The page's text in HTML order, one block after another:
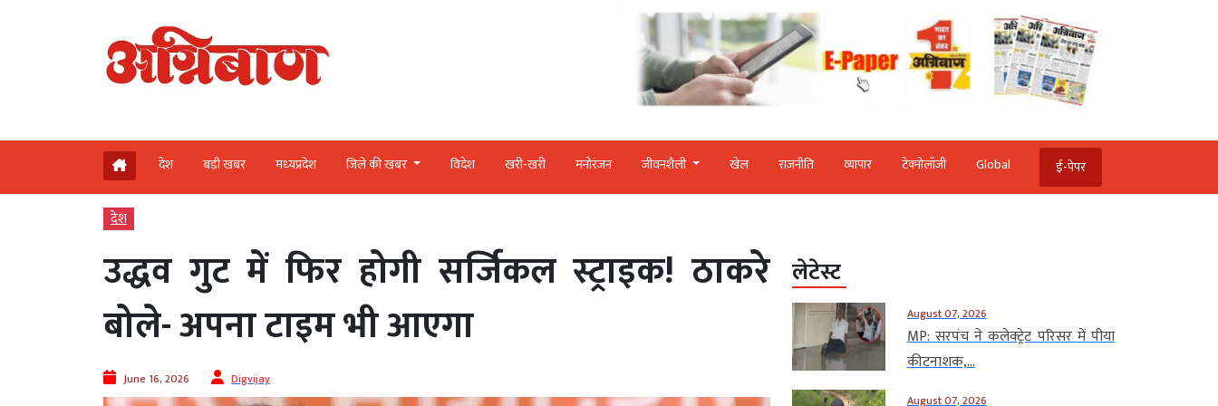
देश बड़ी खबर मध्‍यप्रदेश जिले की खबर विदेश खरी-खरी मनोरंजन जीवनशैली खेल राजनीति व्‍यापार टेक्‍नोलॉजी Global ई-पेपर
देश
उद्धव गुट में फिर होगी सर्जिकल स्ट्राइक! ठाकरे
बोले- अपना टाइम भी आएगा
June 16, 2026 Digvijay
लेटेस्ट
August 07, 2026
MP: सरपंच ने कलेक्ट्रेट परिसर में पीया
कीटनाशक,...
August 07, 2026